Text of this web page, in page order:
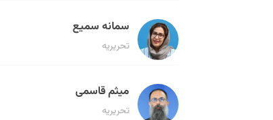
سمانه سمیع
تحریریه
میثم قاسمی
تحریریه